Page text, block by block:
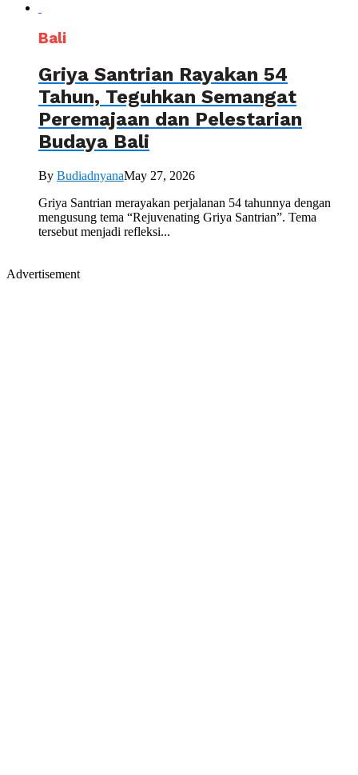
Bali
Griya Santrian Rayakan 54
Tahun, Teguhkan Semangat
Peremajaan dan Pelestarian
Budaya Bali
By BudiadnyanaMay 27, 2026
Griya Santrian merayakan perjalanan 54 tahunnya dengan
mengusung tema “Rejuvenating Griya Santrian”. Tema
tersebut menjadi refleksi...
Advertisement